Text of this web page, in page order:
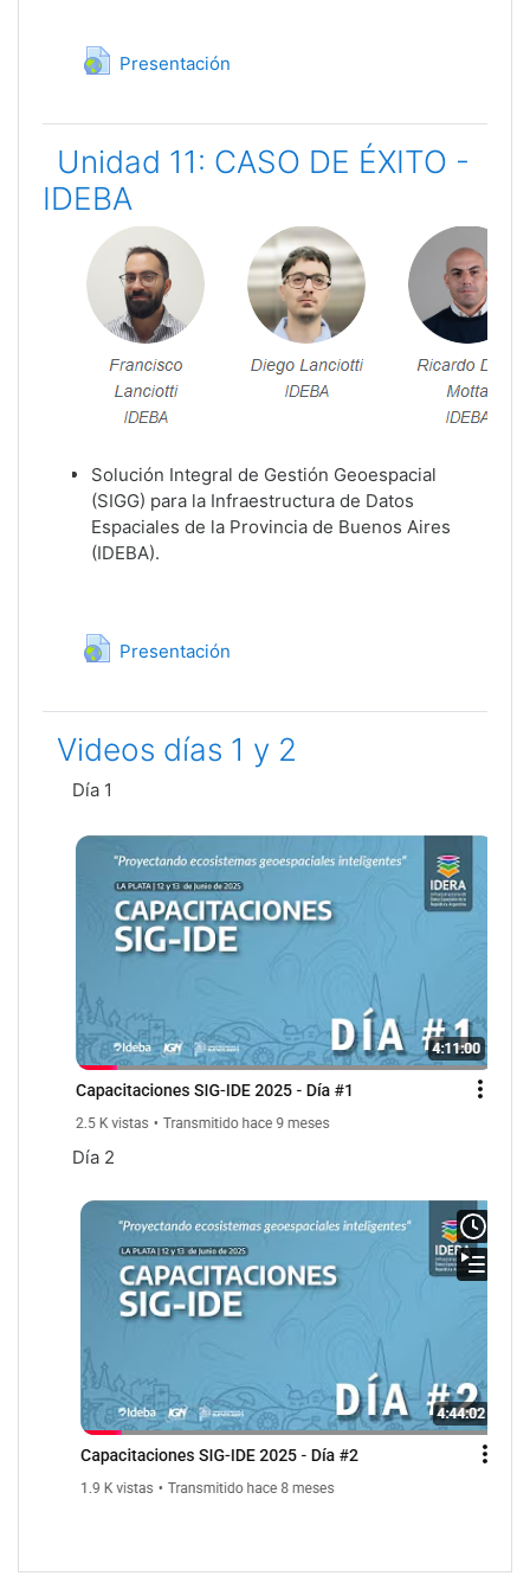
Presentación
URL
Unidad 11: CASO DE ÉXITO -
IDEBA
Solución Integral de Gestión Geoespacial
(SIGG) para la Infraestructura de Datos
Espaciales de la Provincia de Buenos Aires
(IDEBA).
Presentación
URL
Videos días 1 y 2
Día 1
Día 2